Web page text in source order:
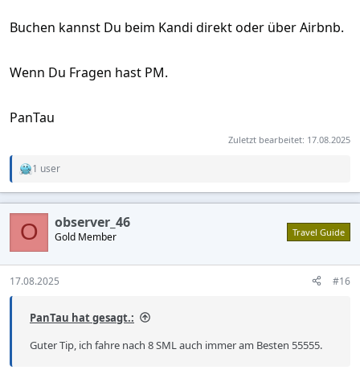
Buchen kannst Du beim Kandi direkt oder über Airbnb.
Wenn Du Fragen hast PM.
PanTau
Zuletzt bearbeitet: 17.08.2025
R
c
o
n
s
1 user
O observer_46
Gold Member Travel Guide
17.08.2025 #16
PanTau hat gesagt.:
Guter Tip, ich fahre nach 8 SML auch immer am Besten 55555.